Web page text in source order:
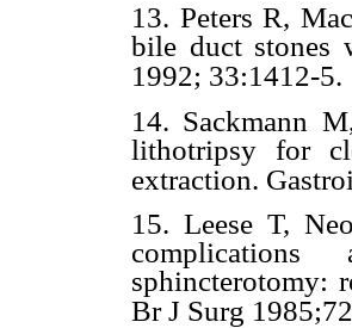
13. Peters R,
bile duct stones
1992; 33:1412-5.
14. Sackmann
lithotripsy for
extraction.
15. Leese T,
sphincterotomy:
Br J Surg